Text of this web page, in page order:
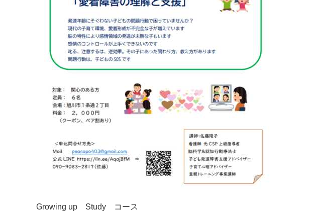
Growing up Study コース